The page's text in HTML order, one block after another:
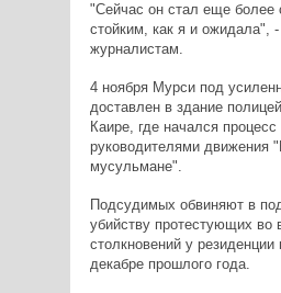
"Сейчас он стал еще
стойким, как я и ожидала", -
журналистам.
4 ноября Мурси под
доставлен в здание
Каире, где начался
руководителями движения
мусульмане".
Подсудимых обвиняют в
убийству протестующих во
столкновений у резиденции
декабре прошлого года.